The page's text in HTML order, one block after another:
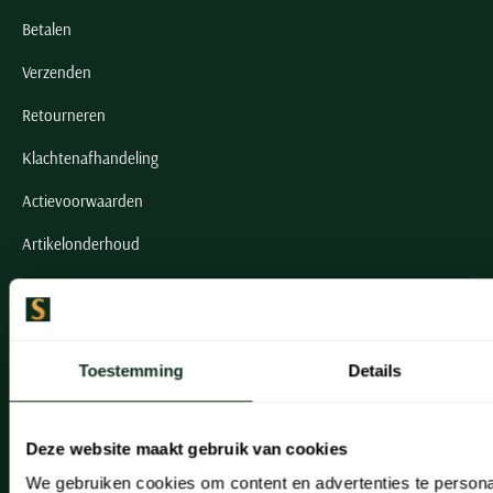
Toestemming Details
Deze website maakt gebruik van cookies
We gebruiken cookies om content en advertenties te
Betalen
Verzenden
Retourneren
Klachtenafhandeling
Actievoorwaarden
Artikelonderhoud
Onze winkels
Heemstede
Hillegom
Leiderdorp